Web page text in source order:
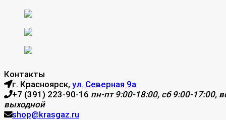
Контакты
г. Красноярск, ул. Северная 9а
+7 (391) 223-90-16 пн-пт 9:00-18:00, сб 9:00-17:00,
выходной
shop@krasgaz.ru